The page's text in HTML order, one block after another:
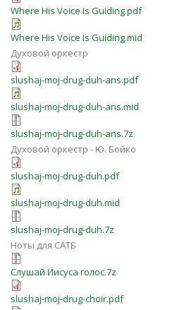
Where His Voice Is Guiding.pdf
Where His Voice Is Guiding.mid
Духовой оркестр
slushaj-moj-drug-duh-ans.pdf
slushaj-moj-drug-duh-ans.mid
slushaj-moj-drug-duh-ans.7z
Духовой оркестр - Ю. Бойко
slushaj-moj-drug-duh.pdf
slushaj-moj-drug-duh.mid
slushaj-moj-drug-duh.7z
Ноты для САТБ
Слушай Иисуса голос.7z
slushaj-moj-drug-сhoir.pdf